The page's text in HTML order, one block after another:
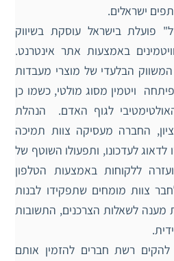
ישראלים.
פועלת בישראל עוסקת בשיווק
באמצעות אתר אינטרנט.
המשווק הבלעדי של מוצרי מעבדות
ויטמין מסוג מולטי, כשמו כן
לגוף האדם. הנהלת
החברה מעסיקה צוות תמיכה
לעדכונו, ותפעולו השוטף של
ללקוחות באמצעות הטלפון
צוות מומחים שתפקידו לבנות
מענה לשאלות הצרכנים, התשובות
רשת חברים להזמין אותם